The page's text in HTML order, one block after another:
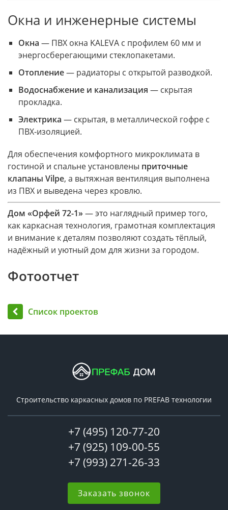
Окна и инженерные системы
Окна — ПВХ окна KALEVA с профилем 60 мм и
энергосберегающими стеклопакетами.
Отопление— радиаторы с открытой разводкой.
Водоснабжение и канализация — скрытая
прокладка.
Электрика — скрытая, в металлической гофре с
ПВХ-изоляцией.
Для обеспечения комфортного микроклимата в
гостиной и спальне установлены приточные
клапаны Vilpe, а вытяжная вентиляция выполнена
из ПВХ и выведена через кровлю.
Дом «Орфей 72-1»— это наглядный пример того,
как каркасная технология, грамотная комплектация
и внимание к деталям позволяют создать тёплый,
надёжный и уютный дом для жизни за городом.
Фотоотчет
Список проектов
Строительство каркасных домов по PREFAB технологии
+7 (495) 120-77-20
+7 (925) 109-00-55
+7 (993) 271-26-33
Заказать звонок